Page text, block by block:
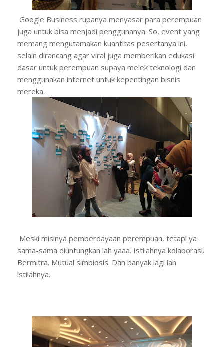
Google Business rupanya menyasar para perempuan
juga untuk bisa menjadi penggunanya. So, event yang
memang mengutamakan kuantitas pesertanya ini,
selain dirancang agar viral juga memberikan edukasi
dasar untuk perempuan supaya melek teknologi dan
menggunakan internet untuk kepentingan bisnis
mereka.
Meski misinya pemberdayaan perempuan, tetapi ya
sama-sama diuntungkan lah yaaa. Istilahnya kolaborasi.
Bermitra. Mutual simbiosis. Dan banyak lagi lah
istilahnya.